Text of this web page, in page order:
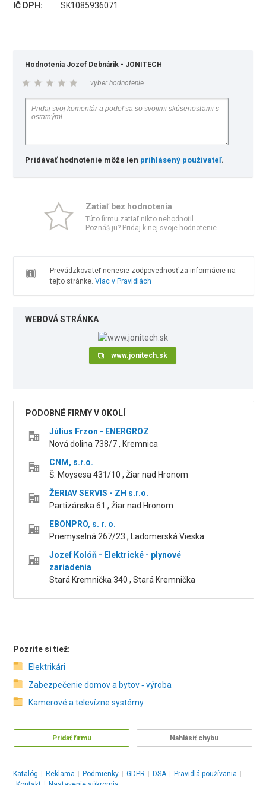
IČ DPH:
SK1085936071
Hodnotenia Jozef Debnárik - JONITECH
vyber hodnotenie
Pridávať hodnotenie môže len prihlásený používateľ.
Zatiaľ bez hodnotenia
Túto firmu zatiaľ nikto nehodnotil.
Poznáš ju? Pridaj k nej svoje hodnotenie.
Prevádzkovateľ nenesie zodpovednosť za informácie na
tejto stránke. Viac v Pravidlách
WEBOVÁ STRÁNKA
www.jonitech.sk
PODOBNÉ FIRMY V OKOLÍ
Július Frzon - ENERGROZ
Nová dolina 738/7 , Kremnica
CNM, s.r.o.
Š. Moysesa 431/10 , Žiar nad Hronom
ŽERIAV SERVIS - ZH s.r.o.
Partizánska 61 , Žiar nad Hronom
EBONPRO, s. r. o.
Priemyselná 267/23 , Ladomerská Vieska
Jozef Kolóň - Elektrické - plynové
zariadenia
Stará Kremnička 340 , Stará Kremnička
Pozrite si tiež:
Elektrikári
Zabezpečenie domov a bytov ‑ výroba
Kamerové a televízne systémy
Pridať firmu Nahlásiť chybu
Katalóg Reklama Podmienky GDPR DSA Pravidlá používania